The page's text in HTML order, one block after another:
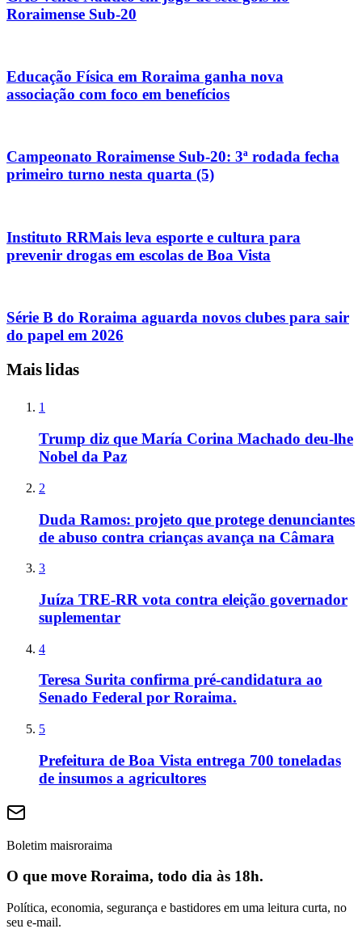
Roraimense Sub-20
Educação Física em Roraima ganha nova
associação com foco em benefícios
Campeonato Roraimense Sub-20: 3ª rodada fecha
primeiro turno nesta quarta (5)
Instituto RRMais leva esporte e cultura para
prevenir drogas em escolas de Boa Vista
Série B do Roraima aguarda novos clubes para sair
do papel em 2026
Mais lidas
1
Trump diz que María Corina Machado deu-lhe
Nobel da Paz
2
Duda Ramos: projeto que protege denunciantes
de abuso contra crianças avança na Câmara
3
Juíza TRE-RR vota contra eleição governador
suplementar
4
Teresa Surita confirma pré-candidatura ao
Senado Federal por Roraima.
5
Prefeitura de Boa Vista entrega 700 toneladas
de insumos a agricultores
Boletim maisroraima
O que move Roraima, todo dia às 18h.
Política, economia, segurança e bastidores em uma leitura curta, no
seu e-mail.